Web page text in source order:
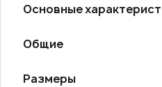
Основные
Общие
Размеры